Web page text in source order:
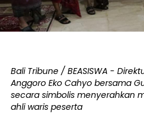
Bali Tribune / BEASISWA -
Anggoro Eko Cahyo bersama
secara simbolis menyerahkan
ahli waris peserta